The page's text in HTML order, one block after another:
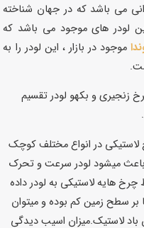
می باشد که در جهان شناخته
لودر های موجود می باشد که
موجود در بازار ، این لودر را به
زنجیری و بکهو لودر تقسیم
لاستیکی در انواع مختلف کوچک
میشود لودر سرعت و تحرک
هایه لاستیکی به لودر داده
سطح زمین کم بوده و میتوان
باد لاستیک.میزان اسیب دیدگی